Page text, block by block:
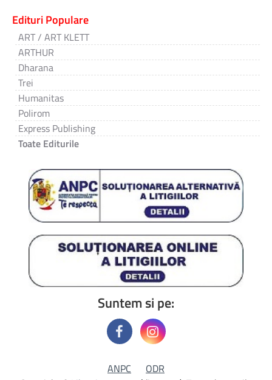
Edituri Populare
ART / ART KLETT
ARTHUR
Dharana
Trei
Humanitas
Polirom
Express Publishing
Toate Editurile
Suntem si pe:
ANPC
ODR